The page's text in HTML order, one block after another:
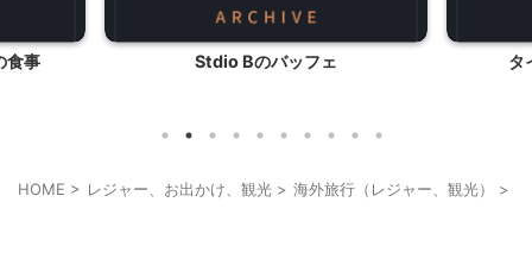
タイのパイナップルライス
HOME > レジャー、お出かけ、観光 > 海外旅行（レジャー、観光） >